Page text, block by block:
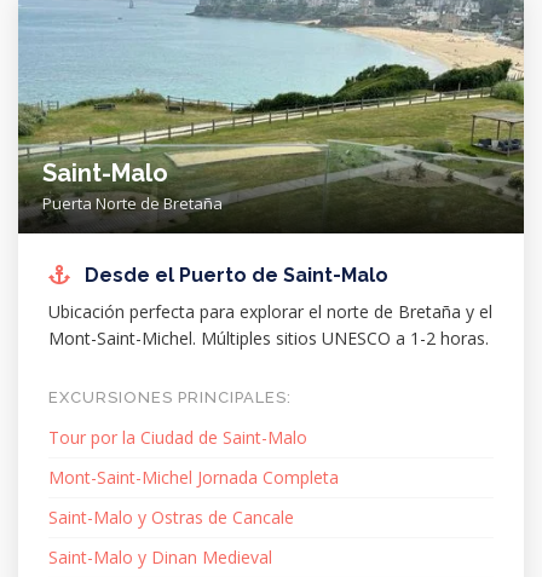
Saint-Malo
Puerta Norte de Bretaña
Desde el Puerto de Saint-Malo
Ubicación perfecta para explorar el norte de Bretaña y el
Mont-Saint-Michel. Múltiples sitios UNESCO a 1-2 horas.
EXCURSIONES PRINCIPALES:
Tour por la Ciudad de Saint-Malo
Mont-Saint-Michel Jornada Completa
Saint-Malo y Ostras de Cancale
Saint-Malo y Dinan Medieval